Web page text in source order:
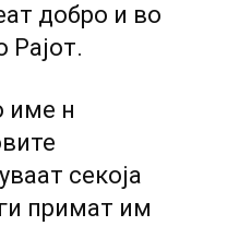
добро и во
Рајот.
име н
секоја
примат им